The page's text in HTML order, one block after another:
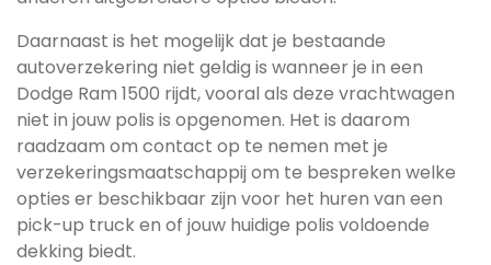
Daarnaast is het mogelijk dat je bestaande
autoverzekering niet geldig is wanneer je in een
Dodge Ram 1500 rijdt, vooral als deze vrachtwagen
niet in jouw polis is opgenomen. Het is daarom
raadzaam om contact op te nemen met je
verzekeringsmaatschappij om te bespreken welke
opties er beschikbaar zijn voor het huren van een
pick-up truck en of jouw huidige polis voldoende
dekking biedt.